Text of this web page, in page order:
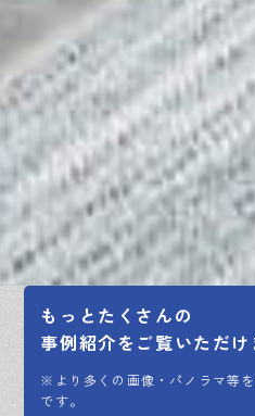
もっとたくさんの
事例紹介をご覧いただけ
※より多くの画像・パノラマ等
です。